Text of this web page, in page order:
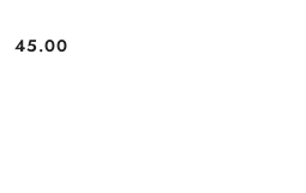
Price:
45.00